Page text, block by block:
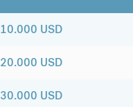
10.000 USD
20.000 USD
30.000 USD